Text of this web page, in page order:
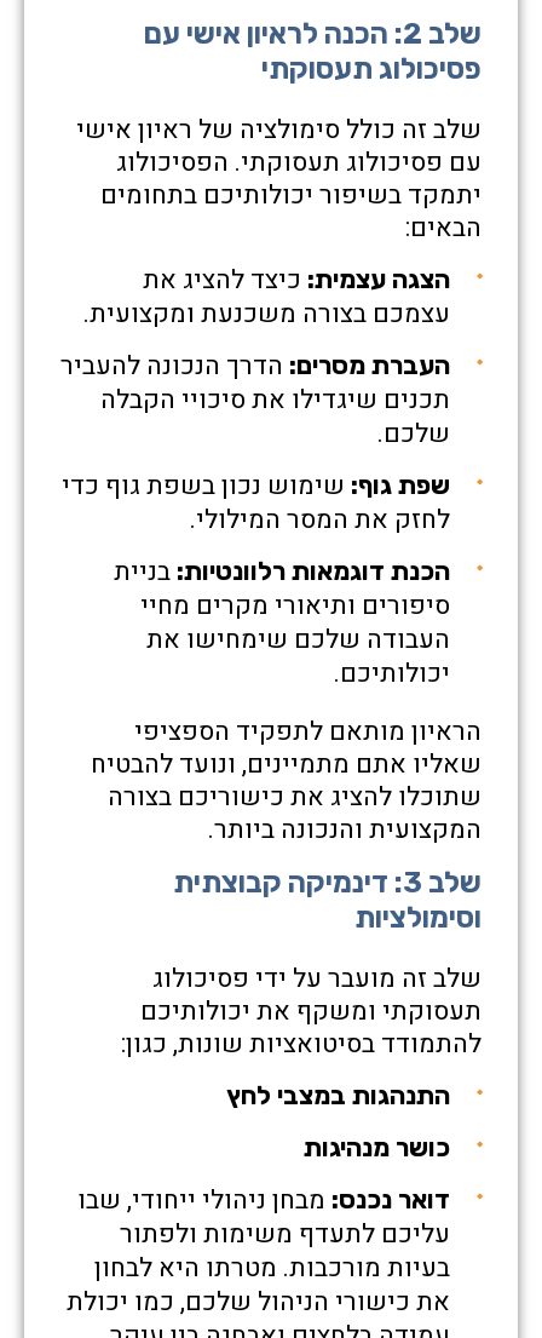
שלב 2: הכנה לראיון אישי עם
פסיכולוג תעסוקתי
שלב זה כולל סימולציה של ראיון אישי
עם פסיכולוג תעסוקתי. הפסיכולוג
יתמקד בשיפור יכולותיכם בתחומים
הבאים:
הצגה עצמית: כיצד להציג את
עצמכם בצורה משכנעת ומקצועית.
העברת מסרים: הדרך הנכונה להעביר
תכנים שיגדילו את סיכויי הקבלה
שלכם.
שפת גוף: שימוש נכון בשפת גוף כדי
לחזק את המסר המילולי.
הכנת דוגמאות רלוונטיות: בניית
סיפורים ותיאורי מקרים מחיי
העבודה שלכם שימחישו את
יכולותיכם.
הראיון מותאם לתפקיד הספציפי
שאליו אתם מתמיינים, ונועד להבטיח
שתוכלו להציג את כישוריכם בצורה
המקצועית והנכונה ביותר.
שלב 3: דינמיקה קבוצתית
וסימולציות
שלב זה מועבר על ידי פסיכולוג
תעסוקתי ומשקף את יכולותיכם
להתמודד בסיטואציות שונות, כגון:
התנהגות במצבי לחץ
כושר מנהיגות
דואר נכנס: מבחן ניהולי ייחודי, שבו
עליכם לתעדף משימות ולפתור
בעיות מורכבות. מטרתו היא לבחון
את כישורי הניהול שלכם, כמו יכולת